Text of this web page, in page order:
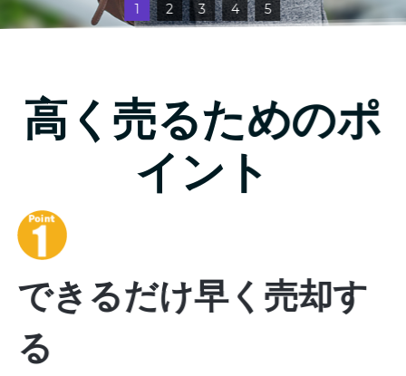
1 2 3 4 5
高く売るためのポ
イント
できるだけ早く売却す
る